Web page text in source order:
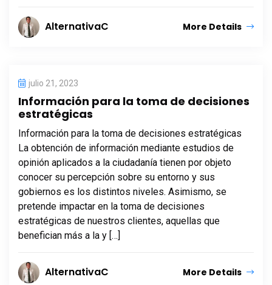
AlternativaC More Details
julio 21, 2023
Información para la toma de decisiones
estratégicas
Información para la toma de decisiones estratégicas
La obtención de información mediante estudios de
opinión aplicados a la ciudadanía tienen por objeto
conocer su percepción sobre su entorno y sus
gobiernos es los distintos niveles. Asimismo, se
pretende impactar en la toma de decisiones
estratégicas de nuestros clientes, aquellas que
benefician más a la y […]
AlternativaC More Details